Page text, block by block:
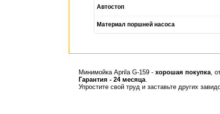
Автостоп
Материал поршней насоса
Минимойка Aprila G-159 - хорошая покупка,
Гарантия - 24 месяца.
Упростите свой труд и заставьте других